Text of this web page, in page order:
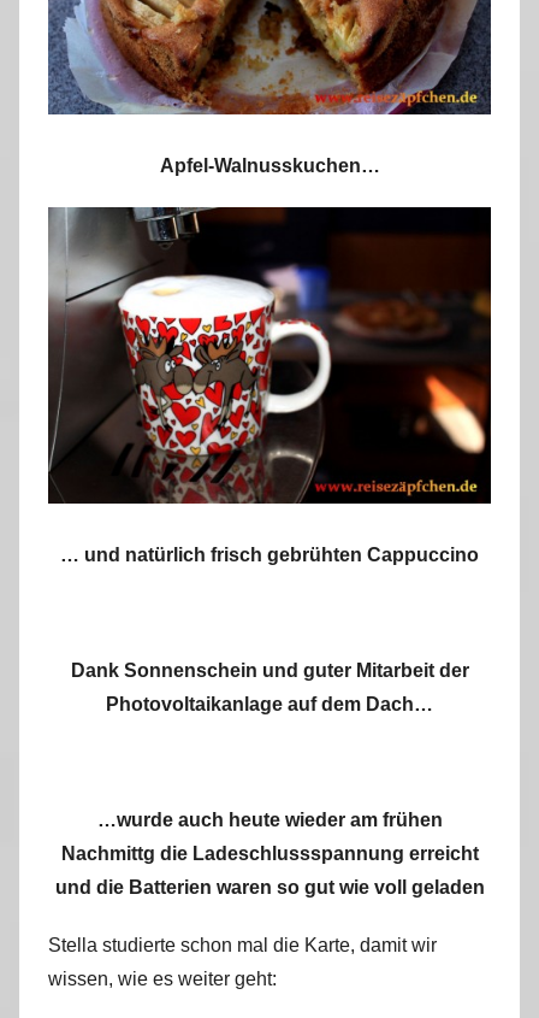
Apfel-Walnusskuchen…
… und natürlich frisch gebrühten Cappuccino
Dank Sonnenschein und guter Mitarbeit der
Photovoltaikanlage auf dem Dach…
…wurde auch heute wieder am frühen
Nachmittg die Ladeschlussspannung erreicht
und die Batterien waren so gut wie voll geladen
Stella studierte schon mal die Karte, damit wir
wissen, wie es weiter geht: